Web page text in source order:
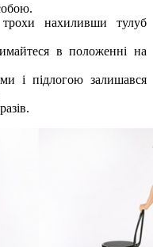
нахиливши тулуб
в положенні на
і підлогою залишався